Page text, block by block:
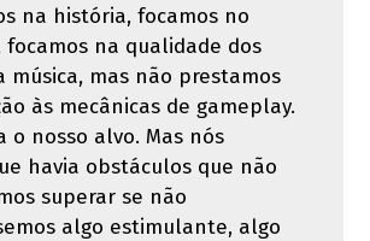
na história, focamos no
na qualidade dos
música, mas não prestamos
às mecânicas de gameplay.
o nosso alvo. Mas nós
havia obstáculos que não
superar se não
algo estimulante, algo